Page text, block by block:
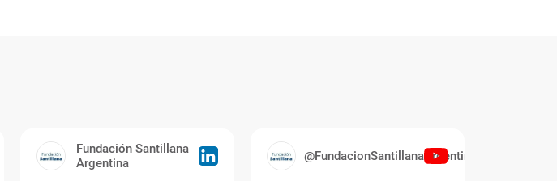
Fundación Santillana
Argentina
@FundacionSantillanaArgentina